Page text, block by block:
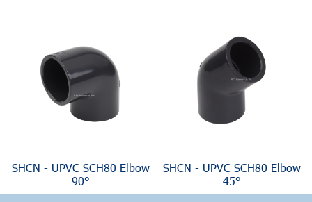
SHCN - UPVC SCH80 Elbow
90°
SHCN - UPVC SCH80 Elbow
45°